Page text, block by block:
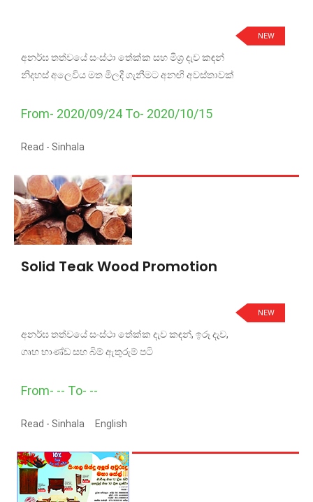
NEW
අනර්ඝ තත්වයේ සංස්ථා තේක්ක සහ මිශ්‍ර දැව කඳන්
නිදහස් අලෙවිය මත මිලදී ගැනීමට අනඟි අවස්තාවක්
From- 2020/09/24 To- 2020/10/15
Read - Sinhala
Solid Teak Wood Promotion
NEW
අනර්ඝ තත්වයේ සංස්ථා තේක්ක දැව කඳන්, ඉරූ දැව,
ගෘහ භාණ්ඩ සහ බිම් ඇතුරුම් පටි
From- -- To- --
Read - Sinhala English